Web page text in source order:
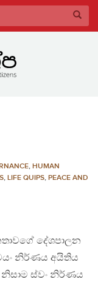
, HUMAN
, LIFE QUIPS, PEACE AND
දේශපාලන
නිර්ණය අයිතිය
ස්වං නිර්ණය